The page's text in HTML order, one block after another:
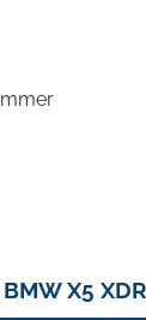
BMW X5